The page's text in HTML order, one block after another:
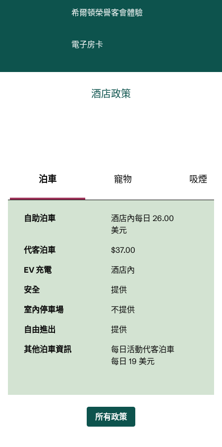
希爾頓榮譽客會體驗
電子房卡
酒店政策
泊車 寵物 吸煙
自助泊車 酒店內每日 26.00
美元
代客泊車
$37.00
EV 充電
酒店內
安全
提供
室內停車場
不提供
自由進出
提供
其他泊車資訊
每日活動代客泊車
每日 19 美元
所有政策